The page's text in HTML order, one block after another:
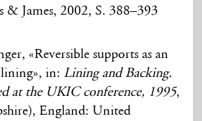
& James, 2002, S. 388–393
«Reversible supports as an
lining», in:Lining and Backing.
at the UKIC conference, 1995,
England: United